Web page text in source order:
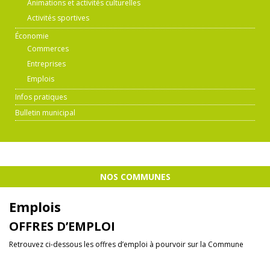
Animations et activités culturelles
Activités sportives
Économie
Commerces
Entreprises
Emplois
Infos pratiques
Bulletin municipal
NOS COMMUNES
Emplois
OFFRES D’EMPLOI
Retrouvez ci-dessous les offres d’emploi à pourvoir sur la Commune